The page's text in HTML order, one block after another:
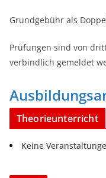
Grundgebühr als
Prüfungen sind von
verbindlich gemeldet
Theorieunterricht
Keine